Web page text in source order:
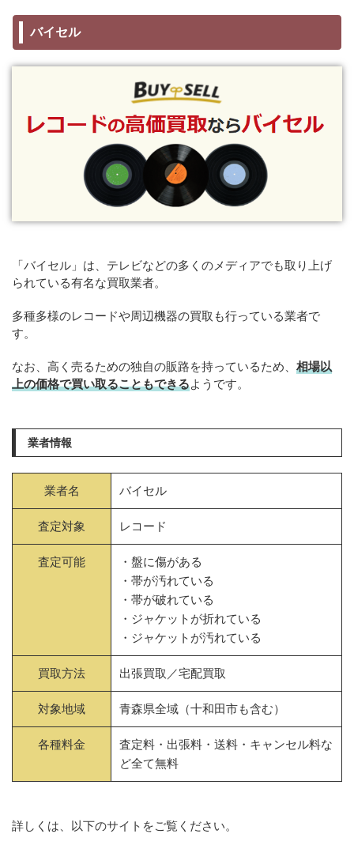
バイセル
「バイセル」は、テレビなどの多くのメディアでも取り上げ
られている有名な買取業者。
多種多様のレコードや周辺機器の買取も行っている業者で
す。
なお、高く売るための独自の販路を持っているため、 相場以
上の価格で買い取ることもできるようです。
業者情報
業者名 バイセル
査定対象 レコード
査定可能
・盤に傷がある
・帯が汚れている
・帯が破れている
・ジャケットが折れている
・ジャケットが汚れている
買取方法 出張買取／宅配買取
対象地域 青森県全域（十和田市も含む）
各種料金
査定料・出張料・送料・キャンセル料な
ど全て無料
詳しくは、以下のサイトをご覧ください。